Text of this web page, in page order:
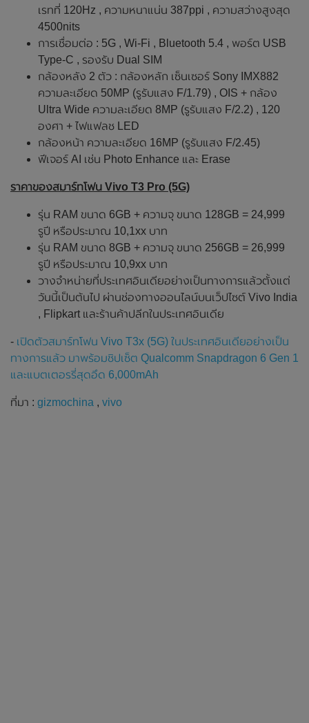
เรทที่ 120Hz , ความหนาแน่น 387ppi , ความสว่างสูงสุด
4500nits
การเชื่อมต่อ : 5G , Wi-Fi , Bluetooth 5.4 , พอร์ต USB
Type-C , รองรับ Dual SIM
กล้องหลัง 2 ตัว : กล้องหลัก เซ็นเซอร์ Sony IMX882
ความละเอียด 50MP (รูรับแสง F/1.79) , OIS + กล้อง
Ultra Wide ความละเอียด 8MP (รูรับแสง F/2.2) , 120
องศา + ไฟแฟลช LED
กล้องหน้า ความละเอียด 16MP (รูรับแสง F/2.45)
ฟีเจอร์ AI เช่น Photo Enhance และ Erase
ราคาของสมาร์ทโฟน Vivo T3 Pro (5G)
รุ่น RAM ขนาด 6GB + ความจุ ขนาด 128GB = 24,999
รูปี หรือประมาณ 10,1xx บาท
รุ่น RAM ขนาด 8GB + ความจุ ขนาด 256GB = 26,999
รูปี หรือประมาณ 10,9xx บาท
วางจำหน่ายที่ประเทศอินเดียอย่างเป็นทางการแล้วตั้งแต่
วันนี้เป็นต้นไป ผ่านช่องทางออนไลน์บนเว็ปไซต์ Vivo India
, Flipkart และร้านค้าปลีกในประเทศอินเดีย
- เปิดตัวสมาร์ทโฟน Vivo T3x (5G) ในประเทศอินเดียอย่างเป็น
ทางการแล้ว มาพร้อมชิปเซ็ต Qualcomm Snapdragon 6 Gen 1
และแบตเตอรรี่สุดอึด 6,000mAh
ที่มา : gizmochina , vivo